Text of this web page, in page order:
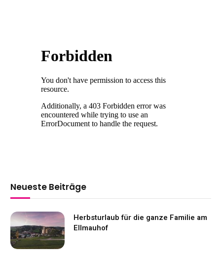
Neueste Beiträge
Herbsturlaub für die ganze Familie am
Ellmauhof